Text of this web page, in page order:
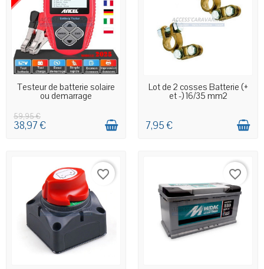
EN STOCK MAGASIN
Testeur de batterie solaire
ou demarrage
59,95 €
38,97 €
EN STOCK MAGASIN
Lot de 2 cosses Batterie (+
et -) 16/35 mm2
7,95 €
favorite_border favorite_border